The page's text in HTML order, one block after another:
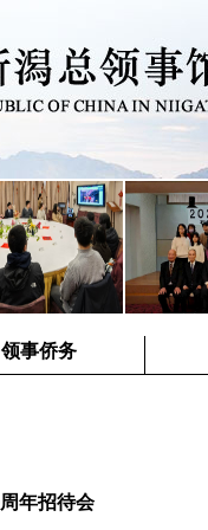
领事侨务
年招待会